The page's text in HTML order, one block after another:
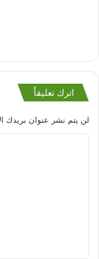
اترك تعليقاً
لن يتم نشر عنوان بريدك